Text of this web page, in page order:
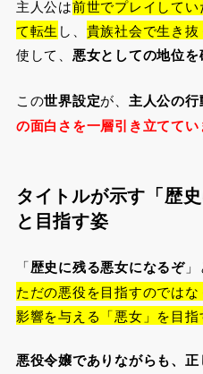
主人公は前世でプレイして
て転生 し、 貴族社会で生き
使して、 悪女としての地位
この世界設定が、 主人公の
の面白さを一層引き立ててい
タイトルが示す「歴
と目指す姿
「歴史に残る悪女になるぞ」
ただの悪役を目指すのでは
影響を与える「悪女」を目指
悪役令嬢でありながらも、正